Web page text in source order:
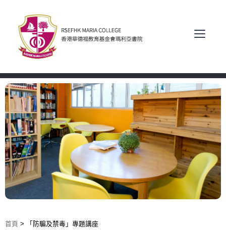
首頁 > 「防騙及禁毒」專題講座